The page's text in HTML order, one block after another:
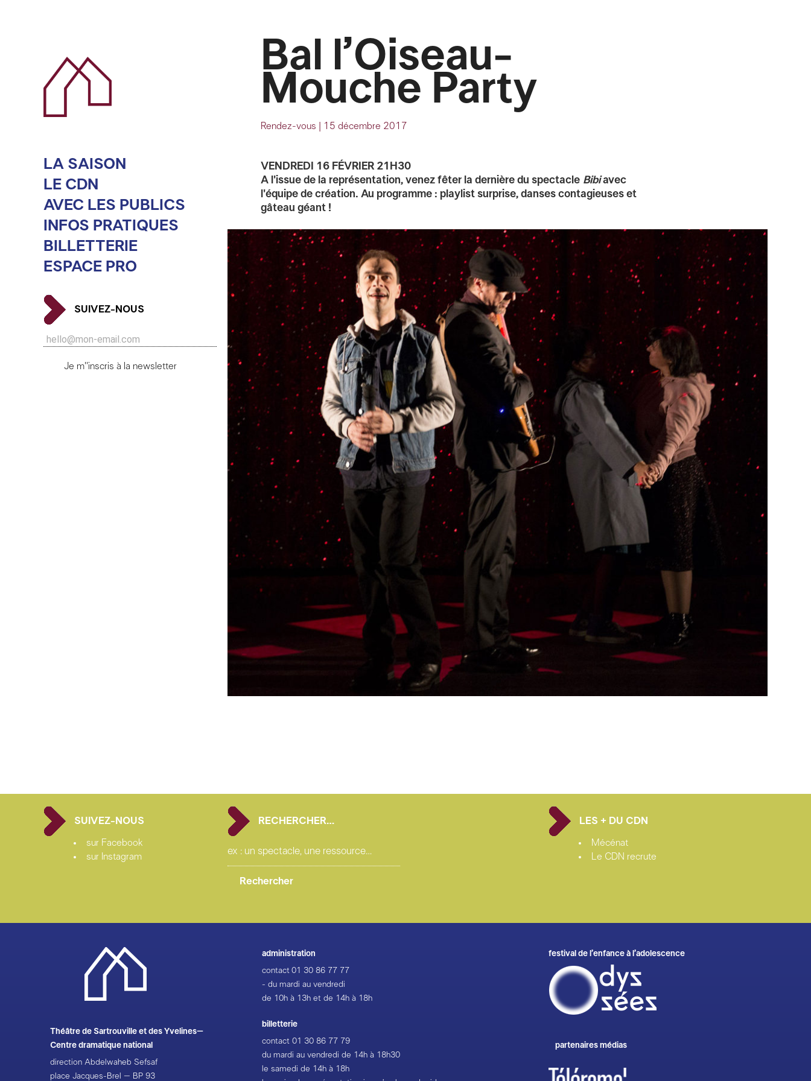
LA SAISON
LE CDN
AVEC LES PUBLICS
INFOS PRATIQUES
BILLETTERIE
ESPACE PRO
SUIVEZ-NOUS
Je m''inscris à la newsletter
Bal l’Oiseau-
Mouche Party
Rendez-vous 15 décembre 2017
VENDREDI 16 FÉVRIER 21H30
A l'issue de la représentation, venez fêter la dernière du spectacle Bibiavec
l'équipe de création. Au programme : playlist surprise, danses contagieuses et
gâteau géant !
SUIVEZ-NOUS
sur Facebook
sur Instagram
RECHERCHER… LES + DU CDN
Mécénat
Le CDN recrute
Théâtre de Sartrouville et des Yvelines–
Centre dramatique national
direction Abdelwaheb Sefsaf
place Jacques-Brel – BP 93
administration
contact01 30 86 77 77
- du mardi au vendredi
de 10h à 13h et de 14h à 18h
billetterie
contact01 30 86 77 79
du mardi au vendredi de 14h à 18h30
le samedi de 14h à 18h
festival de l’enfance à l’adolescence
partenaires médias